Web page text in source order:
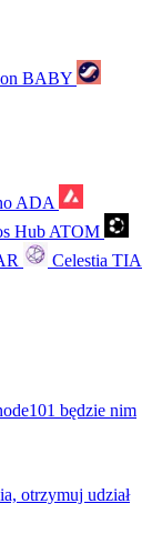
BABY
ADA
Hub ATOM
Celestia TIA
będzie nim
otrzymuj udział